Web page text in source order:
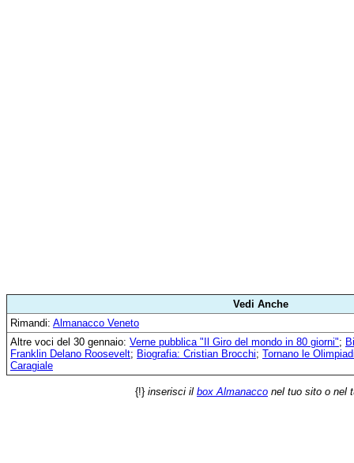
Vedi Anche
Rimandi: Almanacco Veneto
Altre voci del 30 gennaio: Verne pubblica "Il Giro del mondo in 80 giorni";
Franklin Delano Roosevelt; Biografia: Cristian Brocchi; Tornano le
Caragiale
{!} inserisci il box Almanacco nel tuo sito o nel